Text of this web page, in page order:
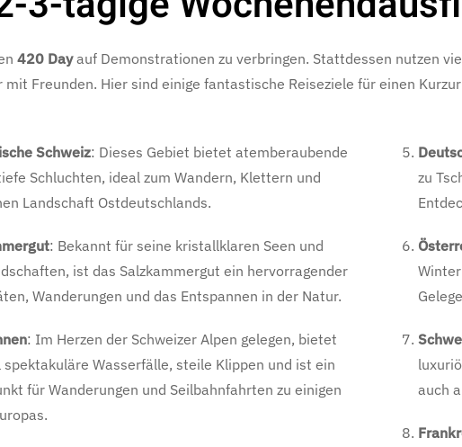
420 Dayauf Demonstrationen zu verbringen. Stattdessen nutzen
mit Freunden. Hier sind einige fantastische Reiseziele für einen
Schweiz: Dieses Gebiet bietet atemberaubende
Schluchten, ideal zum Wandern, Klettern und
Landschaft Ostdeutschlands.
: Bekannt für seine kristallklaren Seen und
ist das Salzkammergut ein hervorragender
Wanderungen und das Entspannen in der Natur.
: Im Herzen der Schweizer Alpen gelegen, bietet
Wasserfälle, steile Klippen und ist ein
für Wanderungen und Seilbahnfahrten zu einigen
zu
auch